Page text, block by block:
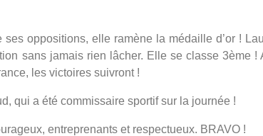
oppositions, elle ramène la médaille d’or !
sans jamais rien lâcher. Elle se classe 3ème
les victoires suivront !
qui a été commissaire sportif sur la journée !
entreprenants et respectueux. BRAVO !